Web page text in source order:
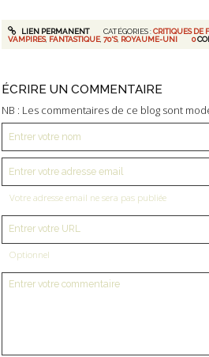
LIEN PERMANENT CATÉGORIES :CRITIQUES DE
VAMPIRES, FANTASTIQUE ,70'S, ROYAUME-UNI 0
ÉCRIRE UN COMMENTAIRE
NB : Les commentaires de ce blog sont
Votre adresse email ne sera pas publiée
Optionnel